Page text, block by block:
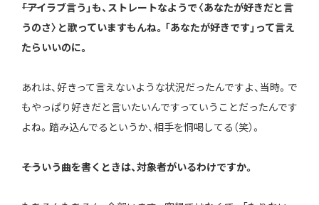
――「アイラブ言う」も、ストレートなようで〈あなたが好きだと言
うのさ〉と歌っていますもんね。「あなたが好きです」って言え
たらいいのに。
あれは、好きって言えないような状況だったんですよ、当時。で
もやっぱり好きだと言いたいんですっていうことだったんです
よね。踏み込んでるというか、相手を恫喝してる（笑）。
――そういう曲を書くときは、対象者がいるわけですか。